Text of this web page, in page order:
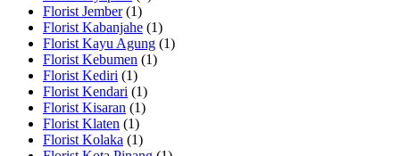
Florist Jember(1)
Florist Kabanjahe (1)
Florist Kayu Agung (1)
Florist Kebumen (1)
Florist Kediri (1)
Florist Kendari (1)
Florist Kisaran (1)
Florist Klaten (1)
Florist Kolaka (1)